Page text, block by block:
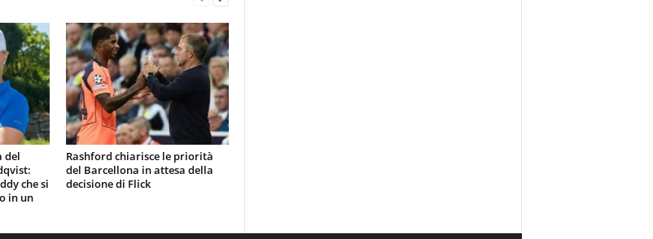
del
che si
in un
Rashford chiarisce le priorità
del Barcellona in attesa della
decisione di Flick